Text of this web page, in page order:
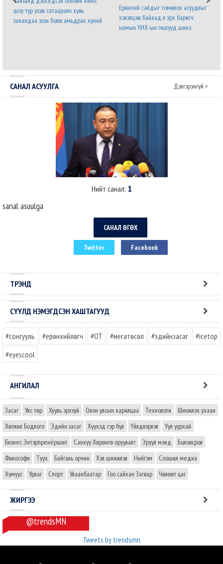
шоу түр үзэж сатааравч хувь
заяандаа эзэн болж амьдрах хүний
эвэрнээс хойно у..
Ерөнхий сайдыг томилох асуудлыг
хэлэлцэж байхад л эрх баригч
намын УИХ-ын гишүүд шинэ
томилогдсон Ерөнхий с..
САНАЛ АСУУЛГА Дэлгэрэнгүй >
Нийт санал: 1
sanal asuulga
САНАЛ ӨГӨХ
Twitter Facebook
ТРЭНД
СҮҮЛД НЭМЭГДСЭН ХАШТАГУУД
#сонгууль #ерөнхийлөгч #OT #мегатөсөл #эдийнзасаг
#icetop
#eyescool
АНГИЛАЛ
Засаг Улс төр Хууль эрхзүй Олон улсын харилцаа Технологи
Шинжлэх ухаан
Хөгжил Бодлого
Эдийн засаг Хүүхэд гэр бүл Үйлдвэрлэл
Уул уурхай
Бизнес Энтэрпренёршип
Санхүү Хөрөнгө оруулалт Эрүүл мэнд
Боловсрол
Философи
Түүх Байгаль орчин Хэл шинжлэл Нийгэм
Соошил медиа
Хүмүүс
Урлаг Спорт Улаанбаатар Гоо сайхан Загвар Чөлөөт цаг
ЖИРГЭЭ
@trendsMN
Tweets by trendsmn